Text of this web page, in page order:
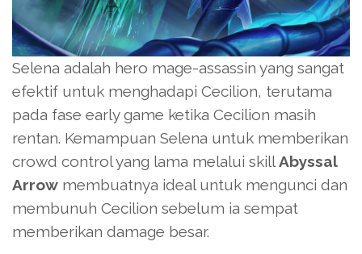
Selena adalah hero mage-assassin yang sangat
efektif untuk menghadapi Cecilion, terutama
pada fase early game ketika Cecilion masih
rentan. Kemampuan Selena untuk memberikan
crowd control yang lama melalui skillAbyssal
Arrow membuatnya ideal untuk mengunci dan
membunuh Cecilion sebelum ia sempat
memberikan damage besar.